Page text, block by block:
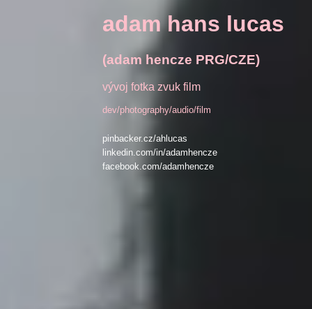
adam hans lucas
(adam hencze PRG/CZE)
vývoj fotka zvuk film
dev/photography/audio/film
pinbacker.cz/ahlucas
linkedin.com/in/adamhencze
facebook.com/adamhencze